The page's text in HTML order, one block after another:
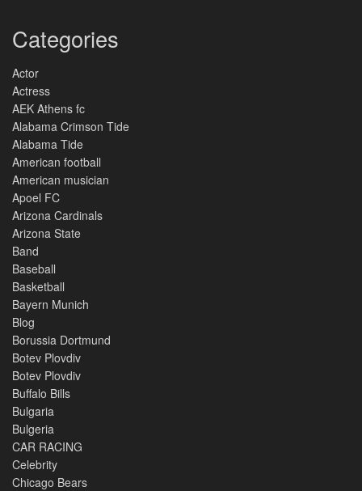
Categories
Actor
Actress
AEK Athens fc
Alabama Crimson Tide
Alabama Tide
American football
American musician
Apoel FC
Arizona Cardinals
Arizona State
Band
Baseball
Basketball
Bayern Munich
Blog
Borussia Dortmund
Botev Plovdiv
Botev Plovdiv
Buffalo Bills
Bulgaria
Bulgeria
CAR RACING
Celebrity
Chicago Bears